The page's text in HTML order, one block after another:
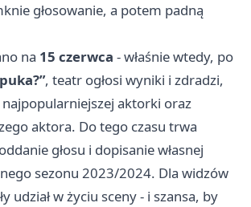
głosowanie, a potem padną
na 15 czerwca - właśnie wtedy, po
, teatr ogłosi wyniki i zdradzi,
najpopularniejszej aktorki oraz
aktora. Do tego czasu trwa
głosu i dopisanie własnej
sezonu 2023/2024. Dla widzów
udział w życiu sceny - i szansa, by